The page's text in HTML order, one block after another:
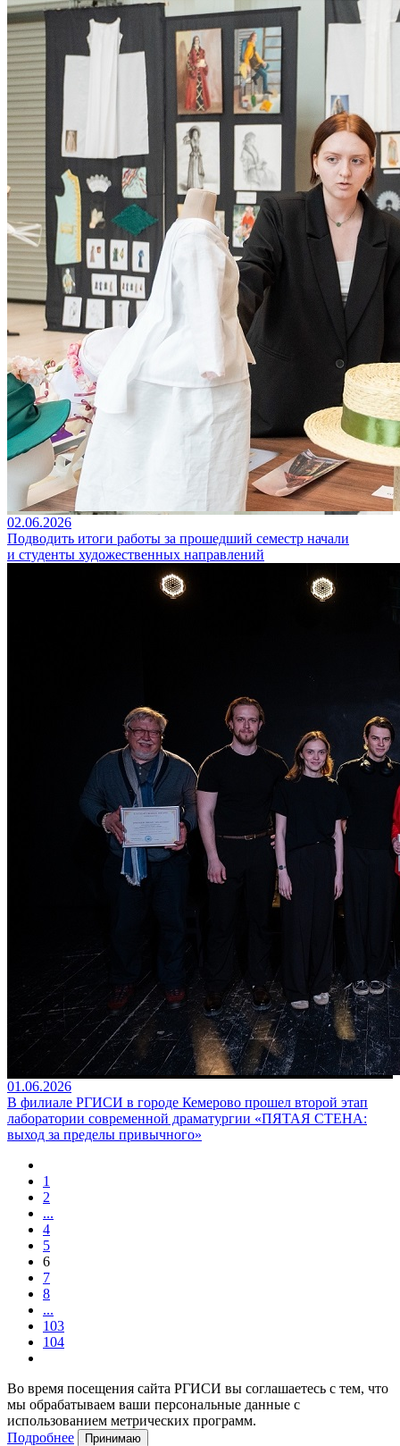
02.06.2026
Подводить итоги работы за прошедший семестр начали
и студенты художественных направлений
01.06.2026
В филиале РГИСИ в городе Кемерово прошел второй этап
лаборатории современной драматургии «ПЯТАЯ СТЕНА:
выход за пределы привычного»
1
2
...
4
5
6
7
8
...
103
104
Во время посещения сайта РГИСИ вы соглашаетесь с тем, что
мы обрабатываем ваши персональные данные с
использованием метрических программ.
Подробнее
Принимаю